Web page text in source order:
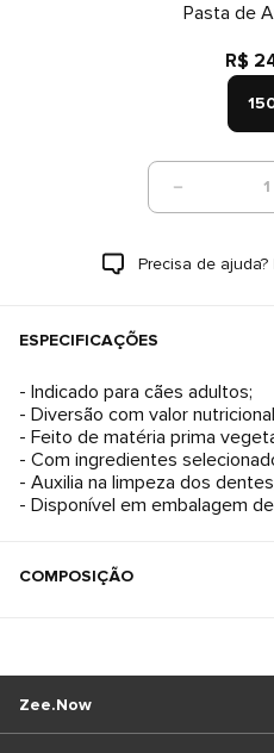
Pasta de
R$
1
Precisa de ajuda?
ESPECIFICAÇÕES
- Indicado para cães adultos;
- Diversão com valor
- Feito de matéria prima
- Com ingredientes
- Auxilia na limpeza dos
- Disponível em embalagem
COMPOSIÇÃO
Zee.Now